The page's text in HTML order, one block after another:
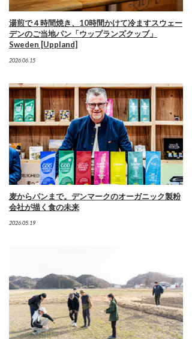
湯煎で４時間焼き、10時間かけて冷ますスウェー
デンのご当地パン「ウップランズクッブ」
Sweden [Uppland]
2026.06.15
麦からパンまで。デンマークのオーガニック製粉
会社が描く食の未来
2026.05.19